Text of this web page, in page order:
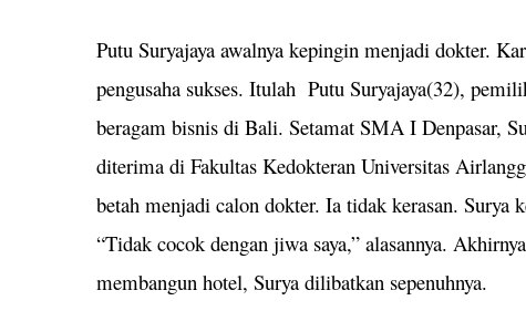
Putu Suryajaya awalnya kepingin menjadi dokter.
pengusaha sukses. Itulah Putu Suryajaya(32),
beragam bisnis di Bali. Setamat SMA I Denpasar,
diterima di Fakultas Kedokteran Universitas
betah menjadi calon dokter. Ia tidak kerasan. Surya
“Tidak cocok dengan jiwa saya,” alasannya.
membangun hotel, Surya dilibatkan sepenuhnya.